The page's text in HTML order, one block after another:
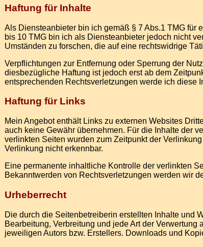
Haftung für Inhalte
Als Diensteanbieter bin ich gemäß § 7 Abs.1 TMG für
bis 10 TMG bin ich als Diensteanbieter jedoch nicht
Umständen zu forschen, die auf eine rechtswidrige
Verpflichtungen zur Entfernung oder Sperrung der
diesbezügliche Haftung ist jedoch erst ab dem
entsprechenden Rechtsverletzungen werde ich diese
Haftung für Links
Mein Angebot enthält Links zu externen Websites
auch keine Gewähr übernehmen. Für die Inhalte der
verlinkten Seiten wurden zum Zeitpunkt der
Verlinkung nicht erkennbar.
Eine permanente inhaltliche Kontrolle der verlinkten
Bekanntwerden von Rechtsverletzungen werden wir
Urheberrecht
Die durch die Seitenbetreiberin erstellten Inhalte und
Bearbeitung, Verbreitung und jede Art der
jeweiligen Autors bzw. Erstellers. Downloads und